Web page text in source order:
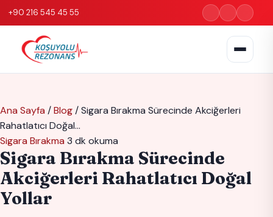
+90 216 545 45 55
Ana Sayfa /Blog/Sigara Bırakma Sürecinde Akciğerleri
Rahatlatıcı Doğal…
Sigara Bırakma 3 dk okuma
Sigara Bırakma Sürecinde
Akciğerleri Rahatlatıcı Doğal
Yollar